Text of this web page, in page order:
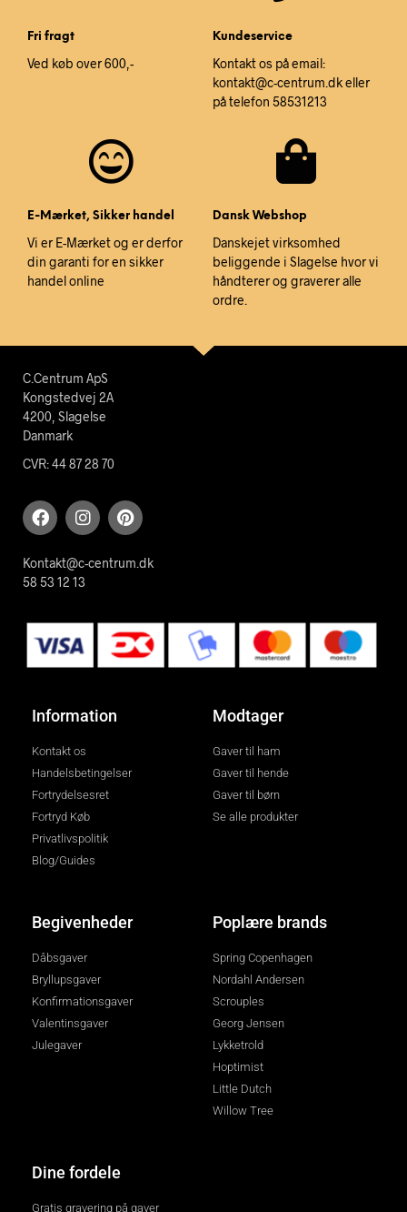
Fri fragt
Ved køb over 600,-
Kundeservice
Kontakt os på email:
kontakt@c-centrum.dk eller
på telefon 58531213
E-Mærket, Sikker handel
Vi er E-Mærket og er derfor
din garanti for en sikker
handel online
Dansk Webshop
Danskejet virksomhed
beliggende i Slagelse hvor vi
håndterer og graverer alle
ordre.
C.Centrum ApS
Kongstedvej 2A
4200, Slagelse
Danmark
CVR: 44 87 28 70
Kontakt@c-centrum.dk
58 53 12 13
Information
Kontakt os
Handelsbetingelser
Fortrydelsesret
Fortryd Køb
Privatlivspolitik
Blog/Guides
Modtager
Gaver til ham
Gaver til hende
Gaver til børn
Se alle produkter
Begivenheder
Dåbsgaver
Bryllupsgaver
Konfirmationsgaver
Valentinsgaver
Julegaver
Poplære brands
Spring Copenhagen
Nordahl Andersen
Scrouples
Georg Jensen
Lykketrold
Hoptimist
Little Dutch
Willow Tree
Dine fordele
Gratis gravering på gaver